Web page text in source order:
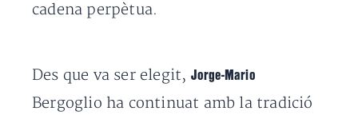
cadena perpètua.
Des que va ser elegit, Jorge-Mario
Bergoglio ha continuat amb la tradició